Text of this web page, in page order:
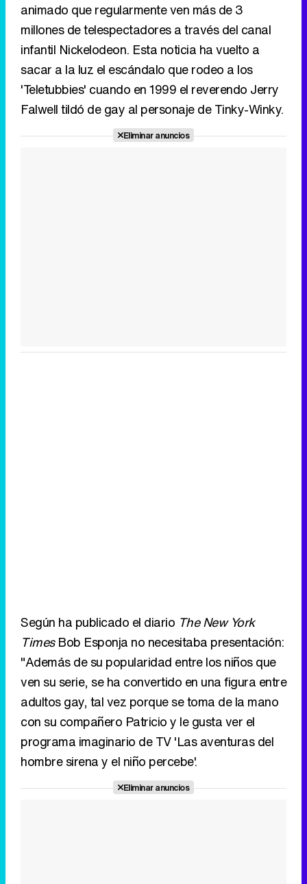
animado que regularmente ven más de 3
millones de telespectadores a través del canal
infantil Nickelodeon. Esta noticia ha vuelto a
sacar a la luz el escándalo que rodeo a los
'Teletubbies' cuando en 1999 el reverendo Jerry
Falwell tildó de gay al personaje de Tinky-Winky.
Eliminar anuncios
Según ha publicado el diario The New York
TimesBob Esponja no necesitaba presentación:
"Además de su popularidad entre los niños que
ven su serie, se ha convertido en una figura entre
adultos gay, tal vez porque se toma de la mano
con su compañero Patricio y le gusta ver el
programa imaginario de TV 'Las aventuras del
hombre sirena y el niño percebe'.
Eliminar anuncios